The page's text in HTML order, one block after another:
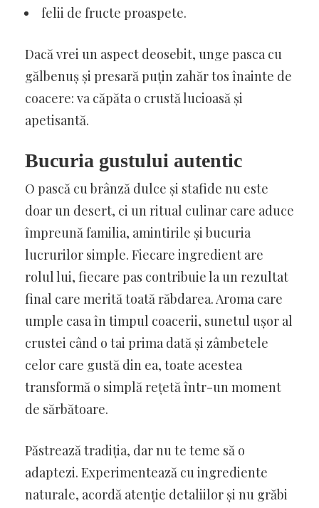
felii de fructe proaspete.
Dacă vrei un aspect deosebit, unge pasca cu
gălbenuș și presară puțin zahăr tos înainte de
coacere: va căpăta o crustă lucioasă și
apetisantă.
Bucuria gustului autentic
O pască cu brânză dulce și stafide nu este
doar un desert, ci un ritual culinar care aduce
împreună familia, amintirile și bucuria
lucrurilor simple. Fiecare ingredient are
rolul lui, fiecare pas contribuie la un rezultat
final care merită toată răbdarea. Aroma care
umple casa în timpul coacerii, sunetul ușor al
crustei când o tai prima dată și zâmbetele
celor care gustă din ea, toate acestea
transformă o simplă rețetă într-un moment
de sărbătoare.
Păstrează tradiția, dar nu te teme să o
adaptezi. Experimentează cu ingrediente
naturale, acordă atenție detaliilor și nu grăbi